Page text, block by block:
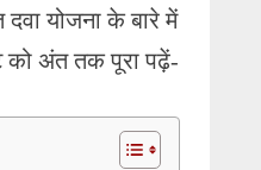
योजना के बारे में
को अंत तक पूरा पढ़ें-